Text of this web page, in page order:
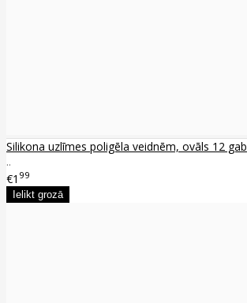
Silikona uzlīmes poligēla veidnēm, ovāls 12 gab
..
€1 99